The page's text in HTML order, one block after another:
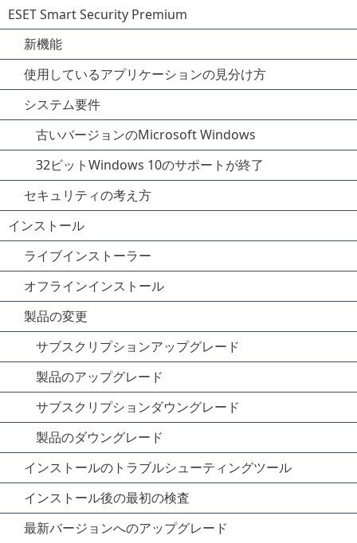
ESET Smart Security Premium
新機能
使用しているアプリケーションの見分け方
システム要件
古いバージョンのMicrosoft Windows
32ビットWindows 10のサポートが終了
セキュリティの考え方
インストール
ライブインストーラー
オフラインインストール
製品の変更
サブスクリプションアップグレード
製品のアップグレード
サブスクリプションダウングレード
製品のダウングレード
インストールのトラブルシューティングツール
インストール後の最初の検査
最新バージョンへのアップグレード